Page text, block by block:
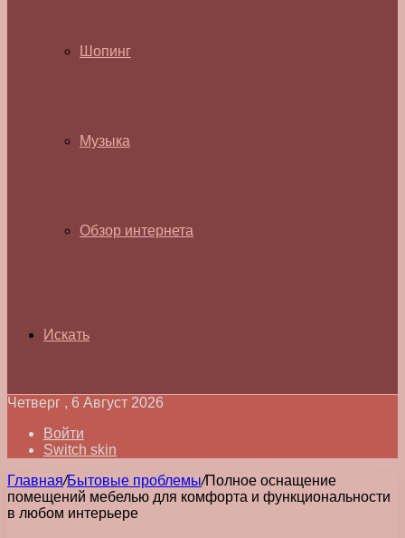
Шопинг
Музыка
Обзор интернета
Искать
Четверг , 6 Август 2026
Войти
Switch skin
Главная/Бытовые проблемы/Полное оснащение
помещений мебелью для комфорта и функциональности
в любом интерьере